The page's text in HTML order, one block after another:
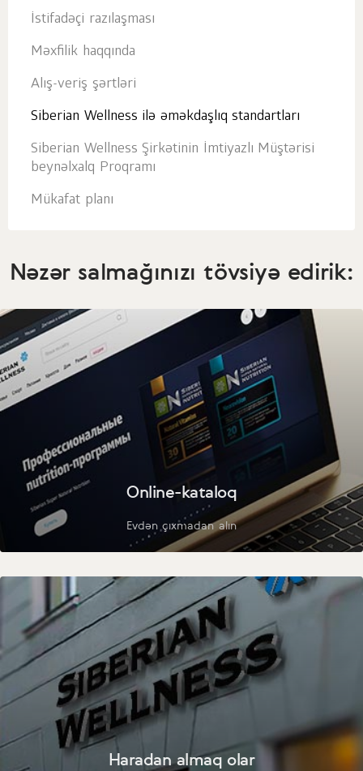
İstifadəçi razılaşması
Məxfilik haqqında
Alış-veriş şərtləri
Siberian Wellness ilə əməkdaşlıq standartları
Siberian Wellness Şirkətinin İmtiyazlı Müştərisi
beynəlxalq Proqramı
Mükafat planı
Nəzər salmağınızı tövsiyə edirik:
Online-kataloq
Evdən çıxmadan alın
Haradan almaq olar